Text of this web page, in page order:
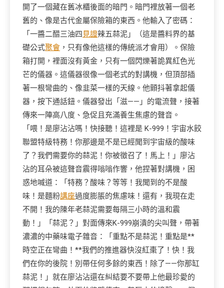
開了一個藏在舊冰櫃後面的暗門。暗門裡放著一個老
舊的、像是古代金屬保險箱的東西。他輸入了密碼：
「一醬二醋三油四見證辣五蒜泥」（這是醬料界的基
礎公式聚會 ，只有像他這樣的傳統派才會用）。保險
箱打開，裡面沒有黃金，只有一個閃爍著詭異紅色光
芒的儀器。這儀器很像一個老式的對講機，但頂部插
著一根彎曲的、像韭菜一樣的天線。他顫抖著拿起儀
器，按下通話鈕。儀器發出「滋——」的電流聲，接著
傳來一陣高八度、急促且充滿養生焦慮的聲音。
「喂！是廖沾沾嗎！快接聽！這裡是 K-999！宇宙水餃
聯盟特級特務！你那邊是不是已經聞到宇宙級的酸味
了？我們需要你的蒜泥！你被徵召了！馬上！」廖沾
沾的耳朵被這聲音震得嗡嗡作響，他捏著對講機，困
惑地喊道：「特務？酸味？等等！我聞到的不是酸
味！是麵粉講座過度膨脹的焦慮味！還有，我現在走
不開！我的陳年老蒜泥需要每隔三小時的溫和震
動！」「蒜泥？」對面傳來K-999崩潰的尖叫聲，帶著
濃濃的中藥味電子雜音：「重點不是蒜泥！重點是**
時空正在彎曲！**我們的推進器快沒紅棗了！快！我
們在你的後院！別帶任何多餘的東西！除了——你那缸
蒜泥！」就在廖沾沾還在糾結要不要帶上他最珍愛的